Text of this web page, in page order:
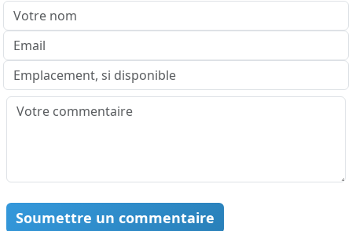
Soumettre un commentaire